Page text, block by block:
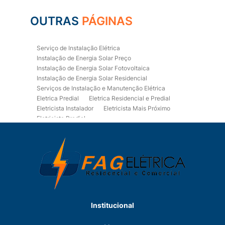
OUTRAS PÁGINAS
Serviço de Instalação Elétrica
Instalação de Energia Solar Preço
Instalação de Energia Solar Fotovoltaica
Instalação de Energia Solar Residencial
Serviços de Instalação e Manutenção Elétrica
Eletrica Predial
Eletrica Residencial e Predial
Eletricista Instalador
Eletricista Mais Próximo
Eletricista Predial
Eletricista Residencial
Eletricista Residencial E Predial
Eletricistas de Manutenção
Empresa de Instalações Elétricas
Empresa de Manutenção Eletrica
Empresa de Prestação de Serviços Eletricos
Fiação para Instalação Eletrica Residencial
Institucional